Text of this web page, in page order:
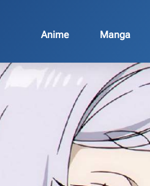
Anime Manga